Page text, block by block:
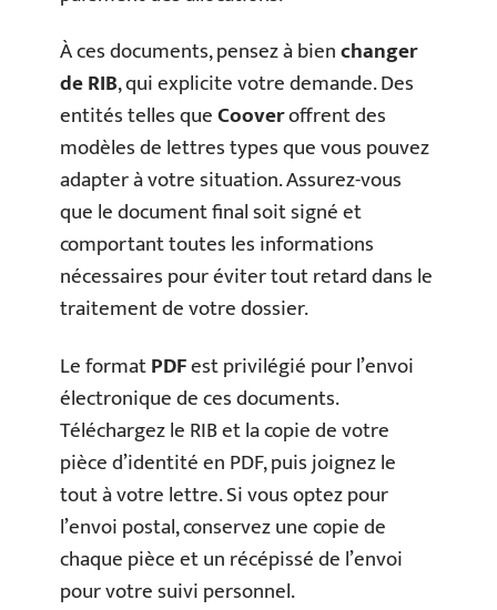
À ces documents, pensez à bienchanger
de RIB, qui explicite votre demande. Des
entités telles queCooveroffrent des
modèles de lettres types que vous pouvez
adapter à votre situation. Assurez-vous
que le document final soit signé et
comportant toutes les informations
nécessaires pour éviter tout retard dans le
traitement de votre dossier.
Le formatPDFest privilégié pour l’envoi
électronique de ces documents.
Téléchargez le RIB et la copie de votre
pièce d’identité en PDF, puis joignez le
tout à votre lettre. Si vous optez pour
l’envoi postal, conservez une copie de
chaque pièce et un récépissé de l’envoi
pour votre suivi personnel.